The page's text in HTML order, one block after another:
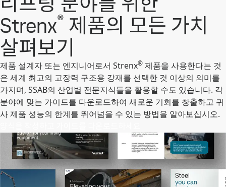
Strenx® 제품의 모든 가치
살펴보기
제품 설계자 또는 엔지니어로서 Strenx® 제품을 사용한다는 것
은 세계 최고의 고장력 구조용 강재를 선택한 것 이상의 의미를
가지며, SSAB의 산업별 전문지식들을 활용할 수도 있습니다. 각
분야에 맞는 가이드를 다운로드하여 새로운 기회를 창출하고 귀
사 제품 성능의 한계를 뛰어넘을 수 있는 방법을 알아보십시오.